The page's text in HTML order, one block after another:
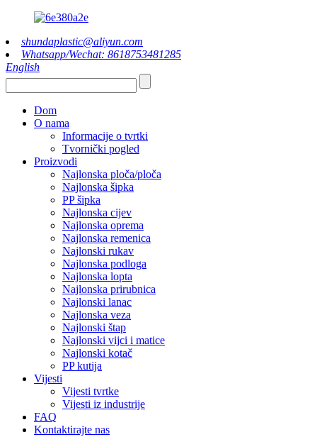
shundaplastic@aliyun.com
Whatsapp/Wechat: 8618753481285
English
Dom
O nama
Informacije o tvrtki
Tvornički pogled
Proizvodi
Najlonska ploča/ploča
Najlonska šipka
PP šipka
Najlonska cijev
Najlonska oprema
Najlonska remenica
Najlonski rukav
Najlonska podloga
Najlonska lopta
Najlonska prirubnica
Najlonski lanac
Najlonska veza
Najlonski štap
Najlonski vijci i matice
Najlonski kotač
PP kutija
Vijesti
Vijesti tvrtke
Vijesti iz industrije
FAQ
Kontaktirajte nas